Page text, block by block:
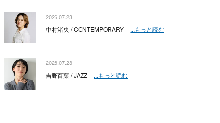
2026.07.23
中村渚央 / CONTEMPORARY ...もっと読む
2026.07.23
吉野百葉 / JAZZ ...もっと読む